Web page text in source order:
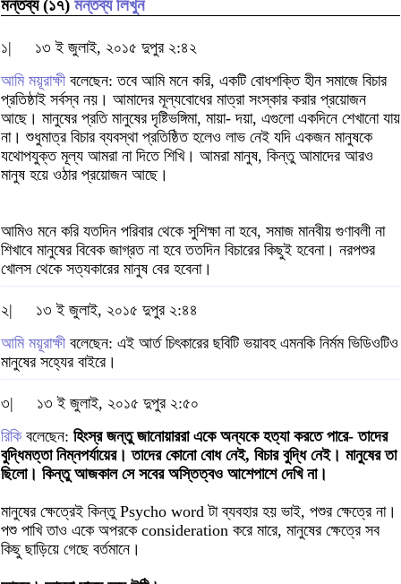
মন্তব্য (১৭) মন্তব্য লিখুন
১|
১৩ ই জুলাই, ২০১৫ দুপুর ২:৪২
আমি ময়ূরাক্ষীবলেছেন: তবে আমি মনে করি, একটি বোধশক্তি হীন সমাজে বিচার
প্রতিষ্ঠাই সর্বস্ব নয়। আমাদের মূল্যবোধের মাত্রা সংস্কার করার প্রয়োজন
আছে। মানুষের প্রতি মানুষের দৃষ্টিভঙ্গিমা, মায়া- দয়া, এগুলো একদিনে শেখানো যায়
না। শুধুমাত্র বিচার ব্যবস্থা প্রতিষ্ঠিত হলেও লাভ নেই যদি একজন মানুষকে
যথোপযুক্ত মূল্য আমরা না দিতে শিখি। আমরা মানুষ, কিন্তু আমাদের আরও
মানুষ হয়ে ওঠার প্রয়োজন আছে।
আমিও মনে করি যতদিন পরিবার থেকে সুশিক্ষা না হবে, সমাজ মানবীয় গুণাবলী না
শিখাবে মানুষের বিবেক জাগ্রত না হবে ততদিন বিচারের কিছুই হবেনা। নরপশুর
খোলস থেকে সত্যকারের মানুষ বের হবেনা।
২|
১৩ ই জুলাই, ২০১৫ দুপুর ২:৪৪
আমি ময়ূরাক্ষীবলেছেন: এই আর্ত চিৎকারের ছবিটি ভয়াবহ এমনকি নির্মম ভিডিওটিও
মানুষের সহ্যের বাইরে।
৩|
১৩ ই জুলাই, ২০১৫ দুপুর ২:৫০
রিকিবলেছেন: হিংস্র জন্তু জানোয়াররা একে অন্যকে হত্যা করতে পারে- তাদের
বুদ্ধিমত্তা নিম্নপর্যায়ের। তাদের কোনো বোধ নেই, বিচার বুদ্ধি নেই। মানুষের তা
ছিলো। কিন্তু আজকাল সে সবের অস্তিত্বও আশেপাশে দেখি না।
মানুষের ক্ষেত্রেই কিন্তু Psycho word টা ব্যবহার হয় ভাই, পশুর ক্ষেত্রে না।
পশু পাখি তাও একে অপরকে consideration করে মারে, মানুষের ক্ষেত্রে সব
কিছু ছাড়িয়ে গেছে বর্তমানে।